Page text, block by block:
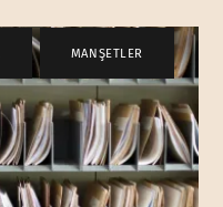
, MANŞETLER